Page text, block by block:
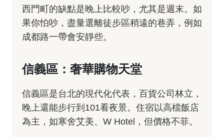
西門町的缺點是晚上比較吵，尤其是週末。如
果你怕吵，盡量選離徒步區稍遠的巷弄，例如
成都路一帶會安靜些。
信義區：奢華購物天堂
信義區是台北的現代化代表，百貨公司林立，
晚上還能步行到101看夜景。住宿以高檔飯店
為主，如寒舍艾美、W Hotel，但價格不菲。